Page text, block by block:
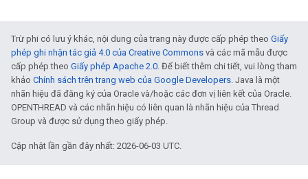
Trừ phi có lưu ý khác, nội dung của trang này được cấp phép theo Giấy
phép ghi nhận tác giả 4.0 của Creative Commons và các mã mẫu được
cấp phép theo Giấy phép Apache 2.0. Để biết thêm chi tiết, vui lòng tham
khảo Chính sách trên trang web của Google Developers. Java là một
nhãn hiệu đã đăng ký của Oracle và/hoặc các đơn vị liên kết của Oracle.
OPENTHREAD và các nhãn hiệu có liên quan là nhãn hiệu của Thread
Group và được sử dụng theo giấy phép.
Cập nhật lần gần đây nhất: 2026-06-03 UTC.